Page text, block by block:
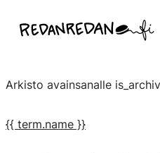
suoraan
Linda Saukko-Rauta, Redanredan Oy
piirrosvideoita
Arkisto avainsanalle
{{ term.name }}